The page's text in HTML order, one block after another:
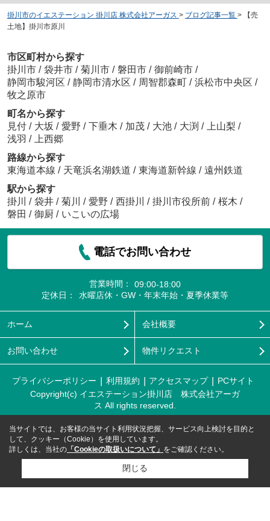
掛川市のイエステーション 掛川店 株式会社アーガス > ブログ記事一覧 >
【売
土地】掛川市原川
市区町村から探す
掛川市 / 袋井市 / 菊川市 / 磐田市 / 御前崎市 /
静岡市駿河区 / 静岡市清水区 / 周智郡森町 / 浜松市中央区 /
牧之原市
町名から探す
見付 / 大坂 / 愛野 / 下垂木 / 加茂 / 大池 / 大渕 / 上山梨 /
浅羽 /
上西郷
路線から探す
東海道本線 / 天竜浜名湖鉄道 / 東海道新幹線 / 遠州鉄道
駅から探す
掛川
/ 袋井 / 菊川 / 愛野 / 西掛川 / 掛川市役所前 / 桜木 /
磐田 / 御厨 / いこいの広場
電話でお問い合わせ
営業時間：
09:00-18:00
定休日：
水曜店休・GW・年末年始・夏季休業等
ホーム 会社概要
お問い合わせ 物件リクエスト
プライバシーポリシー 利用規約 アクセスマップ
PCサイト
Copyright(c) イエステーション掛川店 株式会社アーガ
ス All rights reserved.
当サイトでは、お客様の当サイト利用状況把握、サービス向上検討を目的と
して、クッキー（Cookie）を使用しています。
詳しくは、当社の 「Cookieの取扱いについて」 をご確認ください。
閉じる